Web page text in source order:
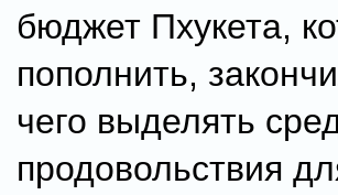
бюджет Пхукета,
пополнить,
чего выделять
продовольствия